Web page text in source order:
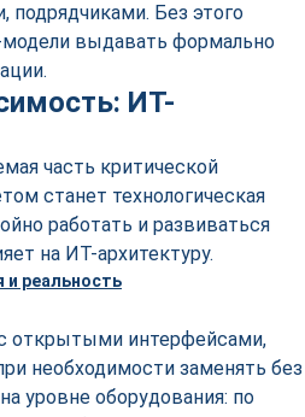
подрядчиками. Без этого
модели выдавать формально
ИТ-
часть критической
станет технологическая
работать и развиваться
на ИТ-архитектуру.
открытыми интерфейсами,
необходимости заменять без
уровне оборудования: по